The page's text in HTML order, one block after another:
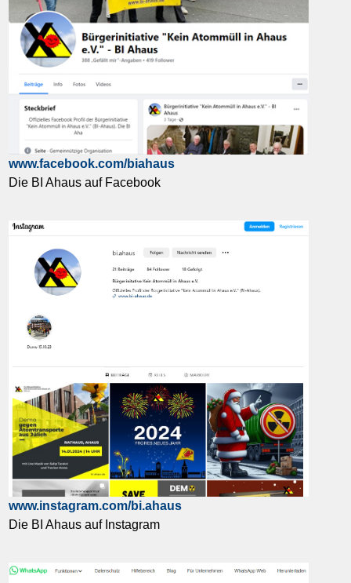
www.facebook.com/biahaus
Die BI Ahaus auf Facebook
www.instagram.com/bi.ahaus
Die BI Ahaus auf Instagram